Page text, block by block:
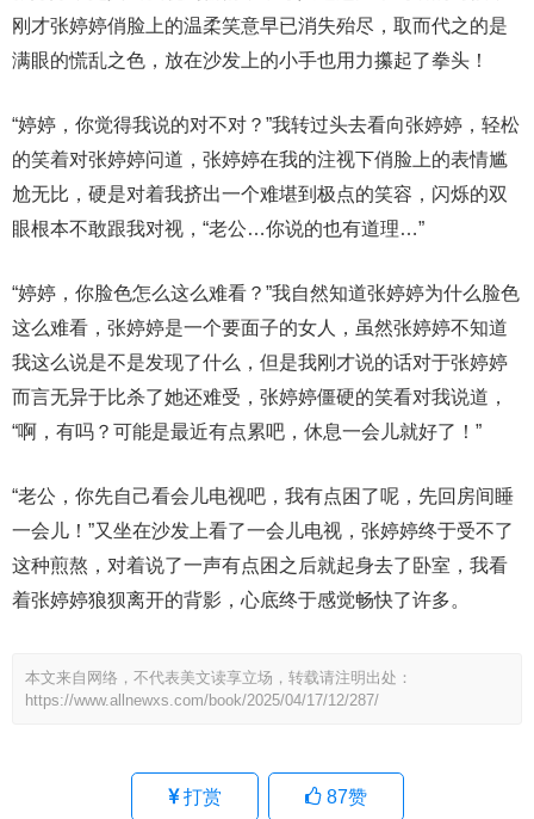
刚才张婷婷俏脸上的温柔笑意早已消失殆尽，取而代之的是
满眼的慌乱之色，放在沙发上的小手也用力攥起了拳头！
“婷婷，你觉得我说的对不对？”我转过头去看向张婷婷，轻松
的笑着对张婷婷问道，张婷婷在我的注视下俏脸上的表情尴
尬无比，硬是对着我挤出一个难堪到极点的笑容，闪烁的双
眼根本不敢跟我对视，“老公…你说的也有道理…”
“婷婷，你脸色怎么这么难看？”我自然知道张婷婷为什么脸色
这么难看，张婷婷是一个要面子的女人，虽然张婷婷不知道
我这么说是不是发现了什么，但是我刚才说的话对于张婷婷
而言无异于比杀了她还难受，张婷婷僵硬的笑看对我说道，
“啊，有吗？可能是最近有点累吧，休息一会儿就好了！”
“老公，你先自己看会儿电视吧，我有点困了呢，先回房间睡
一会儿！”又坐在沙发上看了一会儿电视，张婷婷终于受不了
这种煎熬，对着说了一声有点困之后就起身去了卧室，我看
着张婷婷狼狈离开的背影，心底终于感觉畅快了许多。
本文来自网络，不代表美文读享立场，转载请注明出处：
https://www.allnewxs.com/book/2025/04/17/12/287/
打赏 87赞